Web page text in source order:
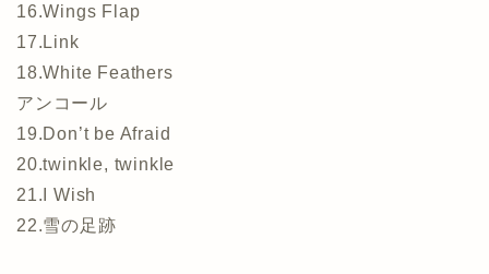
16.Wings Flap
17.Link
18.White Feathers
アンコール
19.Don’t be Afraid
20.twinkle, twinkle
21.I Wish
22.雪の足跡